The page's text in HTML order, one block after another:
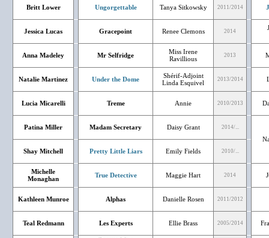
Britt Lower Ungorgettable Tanya Sitkowsky 2011/2014
Jessica Lucas Gracepoint Renee Clemons 2014
Anna Madeley Mr Selfridge
Miss Irene
Ravillious
2013
Natalie Martinez Under the Dome
Shérif-Adjoint
Linda Esquivel
2013/2014
Lucia Micarelli Treme Annie 2010/2013
Patina Miller Madam Secretary Daisy Grant 2014/...
Shay Mitchell
Pretty Little Liars Emily Fields 2010/...
Michelle
Monaghan
True Detective Maggie Hart 2014
Kathleen Munroe Alphas Danielle Rosen 2011/2012
Teal Redmann Les Experts Ellie Brass 2005/2014